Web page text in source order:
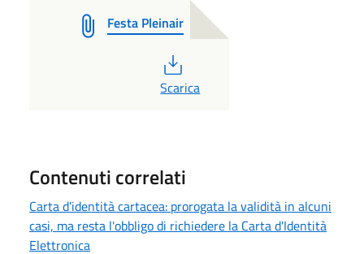
Festa Pleinair
PDF
Scarica
Contenuti correlati
Carta d’identità cartacea: prorogata la validità in alcuni
casi, ma resta l'obbligo di richiedere la Carta d'Identità
Elettronica